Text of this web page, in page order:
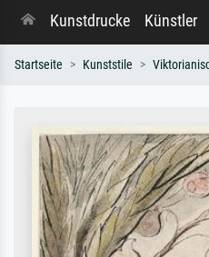
Kunstdrucke Künstler
Startseite Kunststile